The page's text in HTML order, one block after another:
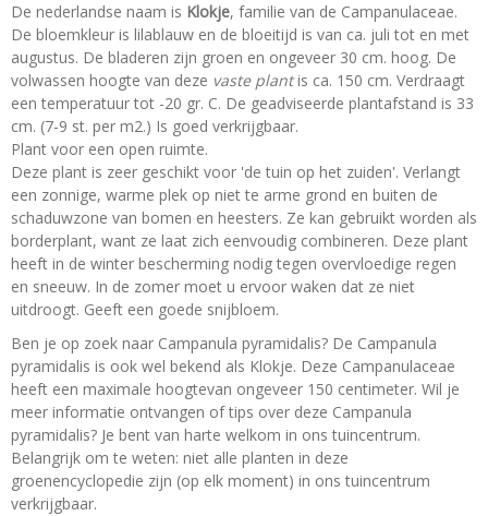
De nederlandse naam is Klokje, familie van de Campanulaceae.
De bloemkleur is lilablauw en de bloeitijd is van ca. juli tot en met
augustus. De bladeren zijn groen en ongeveer 30 cm. hoog. De
volwassen hoogte van deze vaste plantis ca. 150 cm. Verdraagt
een temperatuur tot -20 gr. C. De geadviseerde plantafstand is 33
cm. (7-9 st. per m2.) Is goed verkrijgbaar.
Plant voor een open ruimte.
Deze plant is zeer geschikt voor 'de tuin op het zuiden'. Verlangt
een zonnige, warme plek op niet te arme grond en buiten de
schaduwzone van bomen en heesters. Ze kan gebruikt worden als
borderplant, want ze laat zich eenvoudig combineren. Deze plant
heeft in de winter bescherming nodig tegen overvloedige regen
en sneeuw. In de zomer moet u ervoor waken dat ze niet
uitdroogt. Geeft een goede snijbloem.
Ben je op zoek naar Campanula pyramidalis? De Campanula
pyramidalis is ook wel bekend als Klokje. Deze Campanulaceae
heeft een maximale hoogtevan ongeveer 150 centimeter. Wil je
meer informatie ontvangen of tips over deze Campanula
pyramidalis? Je bent van harte welkom in ons tuincentrum.
Belangrijk om te weten: niet alle planten in deze
groenencyclopedie zijn (op elk moment) in ons tuincentrum
verkrijgbaar.